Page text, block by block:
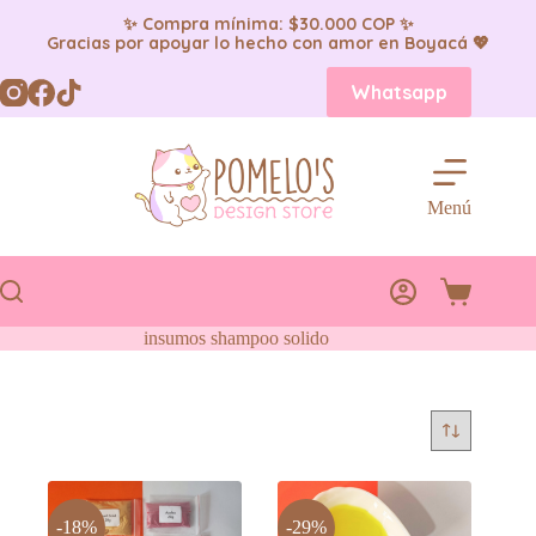
✨ Compra mínima: $30.000 COP ✨
Gracias por apoyar lo hecho con amor en Boyacá 💖
Saltar
al
contenido
Whatsapp
Menú
Carro
insumos shampoo solido
-18% -29%